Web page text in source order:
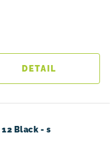
DETAIL
Black - s